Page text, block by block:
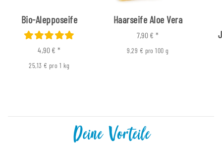
Bio-Alepposeife
4,90 €*
25,13 € pro 1 kg
Haarseife Aloe Vera
7,90 €*
9,29 € pro 100 g
Deine Vorteile